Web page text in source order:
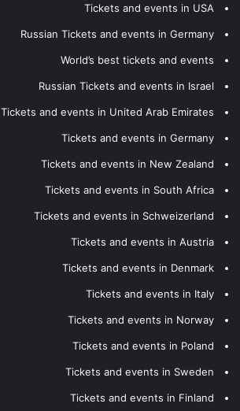
Tickets and events in USA
Russian Tickets and events in Germany
World’s best tickets and events
Russian Tickets and events in Israel
Tickets and events in United Arab Emirates
Tickets and events in Germany
Tickets and events in New Zealand
Tickets and events in South Africa
Tickets and events in Schweizerland
Tickets and events in Austria
Tickets and events in Denmark
Tickets and events in Italy
Tickets and events in Norway
Tickets and events in Poland
Tickets and events in Sweden
Tickets and events in Finland